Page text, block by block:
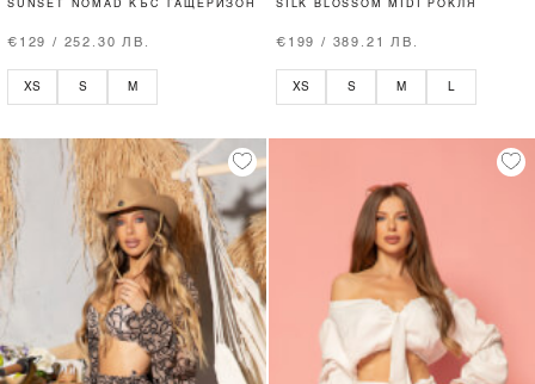
SUNSET NOMAD КЪС ГАЩЕРИЗОН
€129 / 252.30 ЛВ.
XS S M
SILK BLOSSOM MIDI РОКЛЯ
€199 / 389.21 ЛВ.
XS S M